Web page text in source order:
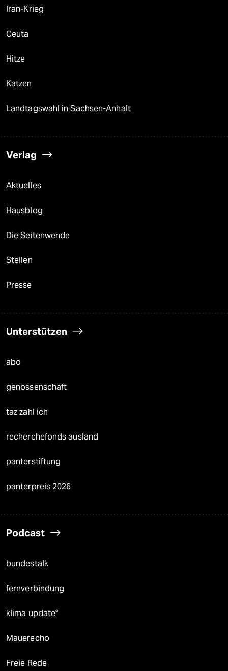
Iran-Krieg
Ceuta
Hitze
Katzen
Landtagswahl in Sachsen-Anhalt
Verlag
Aktuelles
Hausblog
Die Seitenwende
Stellen
Presse
Unterstützen
abo
genossenschaft
taz zahl ich
recherchefonds ausland
panterstiftung
panterpreis 2026
Podcast
bundestalk
fernverbindung
klima update°
Mauerecho
Freie Rede